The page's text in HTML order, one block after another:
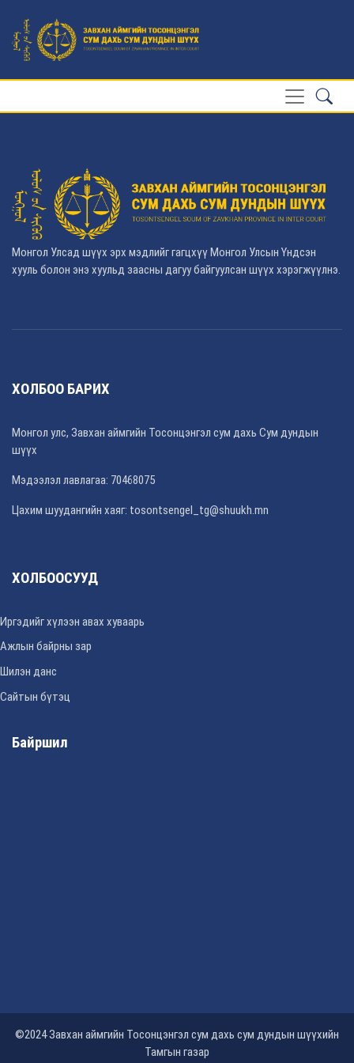
Монгол Улсад шүүх эрх мэдлийг гагцхүү Монгол Улсын Үндсэн
хууль болон энэ хуульд заасны дагуу байгуулсан шүүх хэрэгжүүлнэ.
ХОЛБОО БАРИХ
Монгол улс, Завхан аймгийн Тосонцэнгэл сум дахь Сум дундын
шүүх
Мэдээлэл лавлагаа: 70468075
Цахим шуудангийн хаяг: tosontsengel_tg@shuukh.mn
ХОЛБООСУУД
Иргэдийг хүлээн авах хуваарь
Ажлын байрны зар
Шилэн данс
Сайтын бүтэц
Байршил
©2024 Завхан аймгийн Тосонцэнгэл сум дахь сум дундын шүүхийн
Тамгын газар